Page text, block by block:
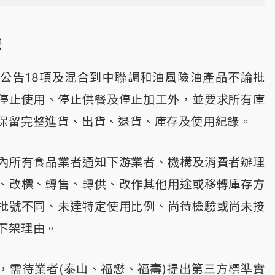
告18項及混合到中聯調和油風險油產品不論批
止使用、停止供餐及停止加工外，並要求所有庫
留完整進貨、出貨、退貨、庫存及使用紀錄。
所有食品業者通知下游業者、機構及消費者辦理
改標、轉售、轉供、改作其他用途或移轉庫存方
號不同、未達特定使用比例、尚待檢驗或尚未接
架理由。
需待業者(泰山、福懋、福壽)提出第三方標準實